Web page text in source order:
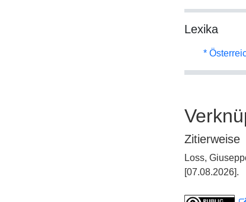
Lexika
*
Zitierweise
Loss,
[07.08.2026].